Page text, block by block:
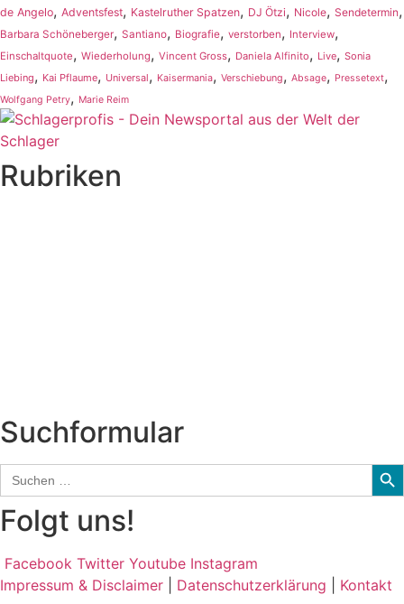
de Angelo, Adventsfest, Kastelruther Spatzen, DJ Ötzi, Nicole, Sendetermin,
Barbara Schöneberger, Santiano, Biografie, verstorben, Interview,
Einschaltquote, Wiederholung, Vincent Gross, Daniela Alfinito, Live, Sonia
Liebing, Kai Pflaume, Universal, Kaisermania, Verschiebung, Absage, Pressetext,
Wolfgang Petry, Marie Reim
Rubriken
Suchformular
Search
for:
Folgt uns!
Facebook Twitter Youtube Instagram
Impressum & Disclaimer
Datenschutzerklärung Kontakt